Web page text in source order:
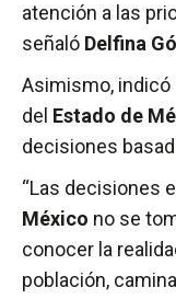
atención a las
señaló Delfina
Asimismo, indicó
del Estado de
decisiones
“Las decisiones
México no se
conocer la
población,